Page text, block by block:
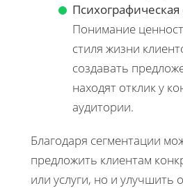
Понимание
стиля жизни
создавать
находят отклик у
аудитории.
Благодаря сегментации
предложить клиентам
или услуги, но и улучшить